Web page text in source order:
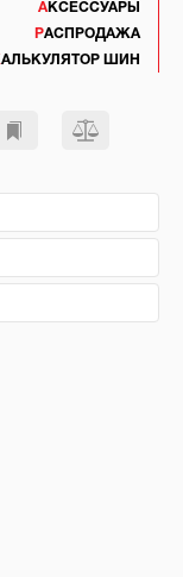
АКСЕССУАРЫ
РАСПРОДАЖА
КАЛЬКУЛЯТОР ШИН